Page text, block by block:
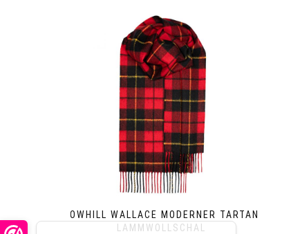
BOWHILL WALLACE MODERNER TARTAN
LAMMWOLLSCHAL